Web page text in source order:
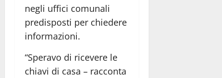
negli uffici comunali
predisposti per chiedere
informazioni.
“Speravo di ricevere le
chiavi di casa – racconta